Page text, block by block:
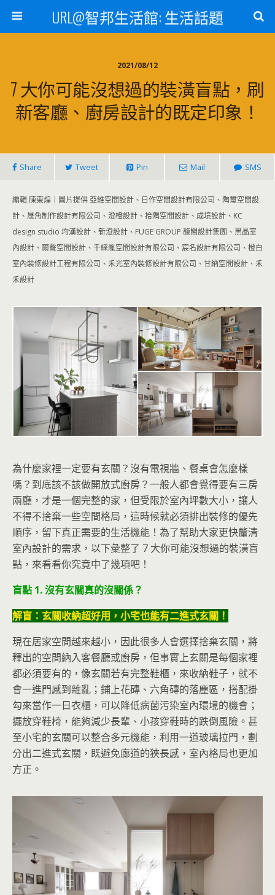
URL@智邦生活館: 生活話題
2021/08/12
7 大你可能沒想過的裝潢盲點，刷
新客廳、廚房設計的既定印象！
Share Tweet Pin Mail SMS
編輯 陳東煌｜圖片提供 亞維空間設計、日作空間設計有限公司、陶璽空間設
計、晟角制作設計有限公司、澄橙設計、拾隅空間設計、成境設計、KC
design studio 均漢設計、新澄設計、FUGE GROUP 馥閣設計集團、黑晶室
內設計、爾聲空間設計、千綵胤空間設計有限公司、宸名設計有限公司、橙白
室內裝修設計工程有限公司、禾光室內裝修設計有限公司、甘納空間設計、禾
禾設計
為什麼家裡一定要有玄關？沒有電視牆、餐桌會怎麼樣
嗎？到底該不該做開放式廚房？一般人都會覺得要有三房
兩廳，才是一個完整的家，但受限於室內坪數大小，讓人
不得不捨棄一些空間格局，這時候就必須排出裝修的優先
順序，留下真正需要的生活機能！為了幫助大家更快釐清
室內設計的需求， 以下彙整了 7 大你可能沒想過的裝潢盲
點，來看看你究竟中了幾項吧！
盲點 1. 沒有玄關真的沒關係？
解盲：玄關收納超好用，小宅也能有二進式玄關！
現在居家空間越來越小，因此很多人會選擇捨棄玄關，將
釋出的空間納入客餐廳或廚房，但事實上玄關是每個家裡
都必須要有的，像玄關若有完整鞋櫃，來收納鞋子，就不
會一進門感到雜亂；鋪上花磚、六角磚的落塵區，搭配掛
勾來當作一日衣櫃，可以降低病菌污染室內環境的機會；
擺放穿鞋椅，能夠減少長輩、小孩穿鞋時的跌倒風險。甚
至小宅的玄關可以整合多元機能，利用一道玻璃拉門，劃
分出二進式玄關，既避免廊道的狹長感，室內格局也更加
方正。